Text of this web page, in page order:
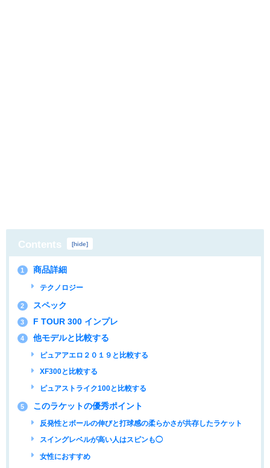
Contents [hide]
1 商品詳細
テクノロジー
2 スペック
3 F TOUR 300 インプレ
4 他モデルと比較する
ピュアアエロ２０１９と比較する
XF300と比較する
ピュアストライク100と比較する
5 このラケットの優秀ポイント
反発性とボールの伸びと打球感の柔らかさが共存したラケット
スイングレベルが高い人はスピンも◯
女性におすすめ